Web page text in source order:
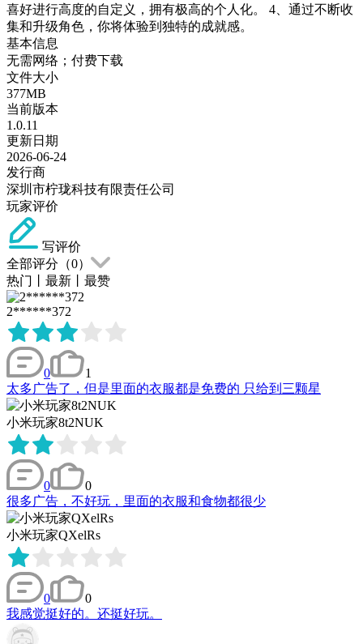
喜好进行高度的自定义，拥有极高的个人化。 4、通过不断收
集和升级角色，你将体验到独特的成就感。
基本信息
无需网络；付费下载
文件大小
377MB
当前版本
1.0.11
更新日期
2026-06-24
发行商
深圳市柠珑科技有限责任公司
玩家评价
写评价
全部评分（0）
热门
最新 最赞
2******372
0
1
太多广告了，但是里面的衣服都是免费的 只给到三颗星
小米玩家8t2NUK
0
0
很多广告，不好玩，里面的衣服和食物都很少
小米玩家QXelRs
0
0
我感觉挺好的。还挺好玩。